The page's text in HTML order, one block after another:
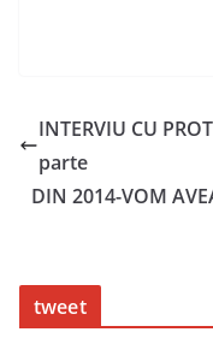
INTERVIU CU
parte
DIN 2014-VOM
tweet